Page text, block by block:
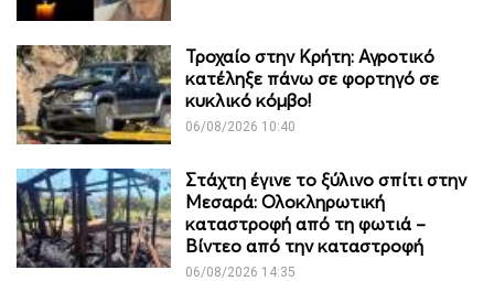
Τροχαίο στην Κρήτη: Αγροτικό
κατέληξε πάνω σε φορτηγό σε
κυκλικό κόμβο!
06/08/2026 10:40
Στάχτη έγινε το ξύλινο σπίτι στην
Μεσαρά: Ολοκληρωτική
καταστροφή από τη φωτιά –
Βίντεο από την καταστροφή
06/08/2026 14:35